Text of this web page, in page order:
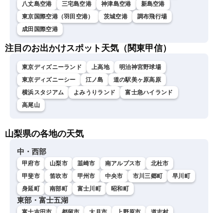
八丈島空港
三宅島空港 神津島空港
新島空港
東京国際空港（羽田空港）
茨城空港
調布飛行場
成田国際空港
注目のお出かけスポット天気（関東甲信）
東京ディズニーランド 上高地
明治神宮野球場
東京ディズニーシー
江ノ島
道の駅美ヶ原高原
横浜スタジアム
よみうりランド
富士急ハイランド
高尾山
山梨県の各地の天気
中・西部
甲府市 山梨市 韮崎市 南アルプス市
北杜市
甲斐市
笛吹市 甲州市 中央市 市川三郷町
早川町
身延町
南部町 富士川町 昭和町
東部・富士五湖